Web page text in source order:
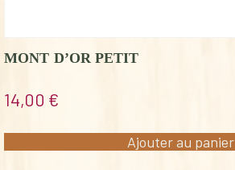
MONT D’OR PETIT
14,00 €
Ajouter au panier